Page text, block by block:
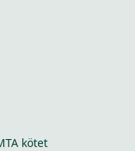
kötet